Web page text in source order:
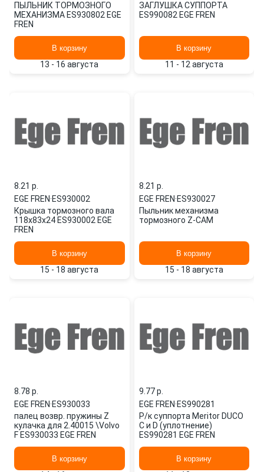
ПЫЛЬНИК ТОРМОЗНОГО
МЕХАНИЗМА ES930802 EGE
FREN
В корзину
13 - 16 августа
ЗАГЛУШКА СУППОРТА
ES990082 EGE FREN
В корзину
11 - 12 августа
8.21 p.
EGE FREN·ES930002
Крышка тормозного вала
118x83x24 ES930002 EGE
FREN
В корзину
15 - 18 августа
8.21 p.
EGE FREN·ES930027
Пыльник механизма
тормозного Z-CAM
В корзину
15 - 18 августа
8.78 p.
EGE FREN·ES930033
палец возвр. пружины Z
кулачка для 2.40015 \Volvo
F ES930033 EGE FREN
В корзину
9.77 p.
EGE FREN·ES990281
Р/к суппорта Meritor DUCO
C и D (уплотнение)
ES990281 EGE FREN
В корзину